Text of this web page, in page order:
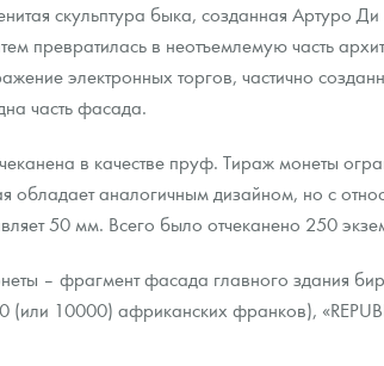
монет
данных
скульптура быка, созданная Артуро
превратилась в неотъемлемую часть
электронных торгов, частично
часть фасада.
в качестве пруф. Тираж монеты
обладает аналогичным дизайном, но с
50 мм. Всего было отчеканено 250
– фрагмент фасада главного здания
(или 10000) африканских франков),